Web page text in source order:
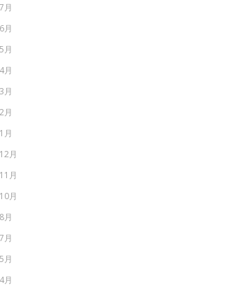
月
月
月
月
月
月
月
月
月
月
月
月
月
月